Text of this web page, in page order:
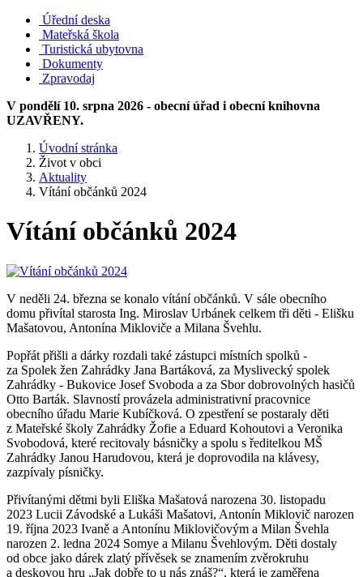
Úřední deska
Mateřská škola
Turistická ubytovna
Dokumenty
Zpravodaj
V pondělí 10. srpna 2026 - obecní úřad i obecní knihovna
UZAVŘENY.
Úvodní stránka
Život v obci
Aktuality
Vítání občánků 2024
Vítání občánků 2024
V neděli 24. března se konalo vítání občánků. V sále obecního
domu přivítal starosta Ing. Miroslav Urbánek celkem tři děti - Elišku
Mašatovou, Antonína Mikloviče a Milana Švehlu.
Popřát přišli a dárky rozdali také zástupci místních spolků -
za Spolek žen Zahrádky Jana Bartáková, za Myslivecký spolek
Zahrádky - Bukovice Josef Svoboda a za Sbor dobrovolných hasičů
Otto Barták. Slavností provázela administrativní pracovnice
obecního úřadu Marie Kubíčková. O zpestření se postaraly děti
z Mateřské školy Zahrádky Žofie a Eduard Kohoutovi a Veronika
Svobodová, které recitovaly básničky a spolu s ředitelkou MŠ
Zahrádky Janou Harudovou, která je doprovodila na klávesy,
zazpívaly písničky.
Přivítanými dětmi byli Eliška Mašatová narozena 30. listopadu
2023 Lucii Závodské a Lukáši Mašatovi, Antonín Miklovič narozen
19. října 2023 Ivaně a Antonínu Miklovičovým a Milan Švehla
narozen 2. ledna 2024 Somye a Milanu Švehlovým. Děti dostaly
od obce jako dárek zlatý přívěsek se znamením zvěrokruhu
a deskovou hru „Jak dobře to u nás znáš?“, která je zaměřena